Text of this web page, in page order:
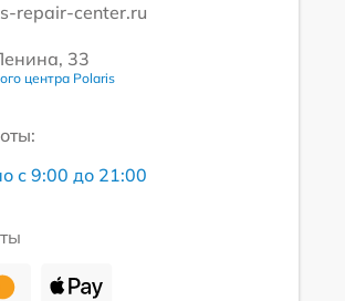
repair-center.ru
33
центра Polaris
с 9:00 до 21:00